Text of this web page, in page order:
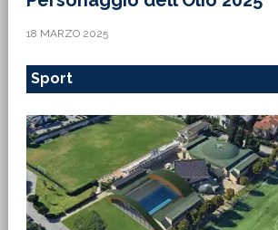
18 MARZO 2025
Sport